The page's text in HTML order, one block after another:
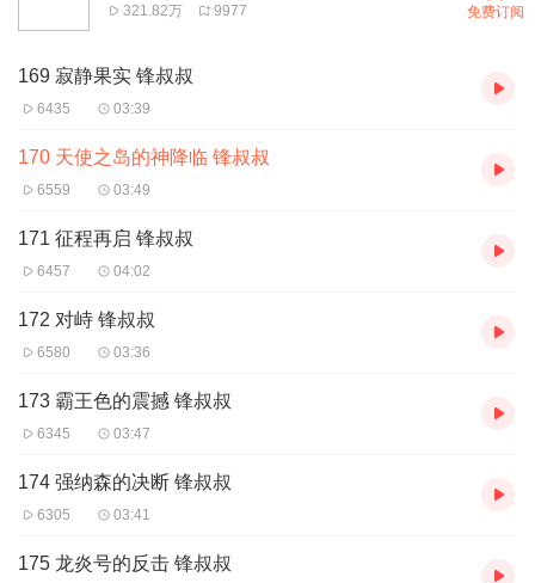
321.82万 9977 免费订阅
169 寂静果实 锋叔叔
6435 03:39
170 天使之岛的神降临 锋叔叔
6559 03:49
171 征程再启 锋叔叔
6457 04:02
172 对峙 锋叔叔
6580 03:36
173 霸王色的震撼 锋叔叔
6345 03:47
174 强纳森的决断 锋叔叔
6305 03:41
175 龙炎号的反击 锋叔叔